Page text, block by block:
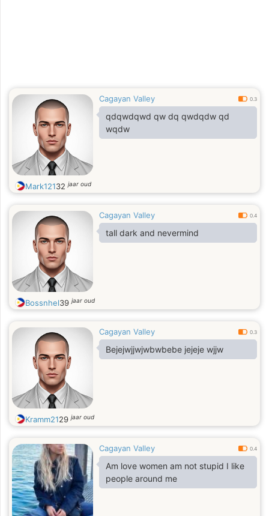
Cagayan Valley 0.3
qdqwdqwd qw dq qwdqdw qd
wqdw
Mark12132jaar oud
Cagayan Valley 0.4
tall dark and nevermind
Bossnhel39jaar oud
Cagayan Valley 0.3
Bejejwjjwjwbwbebe jejeje wjjw
Kramm2129jaar oud
Cagayan Valley 0.4
Am love women am not stupid I like
people around me